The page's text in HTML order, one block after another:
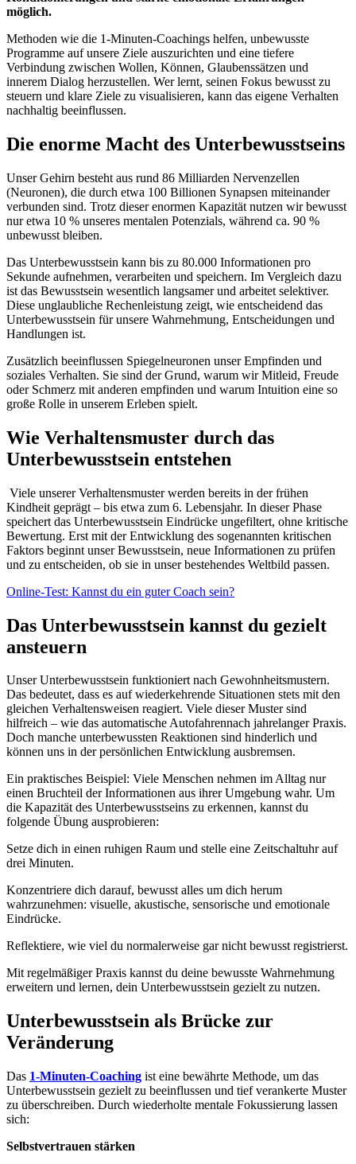
möglich.
Methoden wie die 1-Minuten-Coachings helfen, unbewusste
Programme auf unsere Ziele auszurichten und eine tiefere
Verbindung zwischen Wollen, Können, Glaubenssätzen und
innerem Dialog herzustellen. Wer lernt, seinen Fokus bewusst zu
steuern und klare Ziele zu visualisieren, kann das eigene Verhalten
nachhaltig beeinflussen.
Die enorme Macht des Unterbewusstseins
Unser Gehirn besteht aus rund 86 Milliarden Nervenzellen
(Neuronen), die durch etwa 100 Billionen Synapsen miteinander
verbunden sind. Trotz dieser enormen Kapazität nutzen wir bewusst
nur etwa 10 % unseres mentalen Potenzials, während ca. 90 %
unbewusst bleiben.
Das Unterbewusstsein kann bis zu 80.000 Informationen pro
Sekunde aufnehmen, verarbeiten und speichern. Im Vergleich dazu
ist das Bewusstsein wesentlich langsamer und arbeitet selektiver.
Diese unglaubliche Rechenleistung zeigt, wie entscheidend das
Unterbewusstsein für unsere Wahrnehmung, Entscheidungen und
Handlungen ist.
Zusätzlich beeinflussen Spiegelneuronen unser Empfinden und
soziales Verhalten. Sie sind der Grund, warum wir Mitleid, Freude
oder Schmerz mit anderen empfinden und warum Intuition eine so
große Rolle in unserem Erleben spielt.
Wie Verhaltensmuster durch das
Unterbewusstsein entstehen
Viele unserer Verhaltensmuster werden bereits in der frühen
Kindheit geprägt – bis etwa zum 6. Lebensjahr. In dieser Phase
speichert das Unterbewusstsein Eindrücke ungefiltert, ohne kritische
Bewertung. Erst mit der Entwicklung des sogenannten kritischen
Faktors beginnt unser Bewusstsein, neue Informationen zu prüfen
und zu entscheiden, ob sie in unser bestehendes Weltbild passen.
Online-Test: Kannst du ein guter Coach sein?
Das Unterbewusstsein kannst du gezielt
ansteuern
Unser Unterbewusstsein funktioniert nach Gewohnheitsmustern.
Das bedeutet, dass es auf wiederkehrende Situationen stets mit den
gleichen Verhaltensweisen reagiert. Viele dieser Muster sind
hilfreich – wie das automatische Autofahrennach jahrelanger Praxis.
Doch manche unterbewussten Reaktionen sind hinderlich und
können uns in der persönlichen Entwicklung ausbremsen.
Ein praktisches Beispiel: Viele Menschen nehmen im Alltag nur
einen Bruchteil der Informationen aus ihrer Umgebung wahr. Um
die Kapazität des Unterbewusstseins zu erkennen, kannst du
folgende Übung ausprobieren:
Setze dich in einen ruhigen Raum und stelle eine Zeitschaltuhr auf
drei Minuten.
Konzentriere dich darauf, bewusst alles um dich herum
wahrzunehmen: visuelle, akustische, sensorische und emotionale
Eindrücke.
Reflektiere, wie viel du normalerweise gar nicht bewusst registrierst.
Mit regelmäßiger Praxis kannst du deine bewusste Wahrnehmung
erweitern und lernen, dein Unterbewusstsein gezielt zu nutzen.
Unterbewusstsein als Brücke zur
Veränderung
Das 1-Minuten-Coaching ist eine bewährte Methode, um das
Unterbewusstsein gezielt zu beeinflussen und tief verankerte Muster
zu überschreiben. Durch wiederholte mentale Fokussierung lassen
sich:
Selbstvertrauen stärken